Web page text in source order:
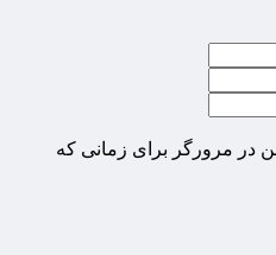
در مرورگر برای زمانی که